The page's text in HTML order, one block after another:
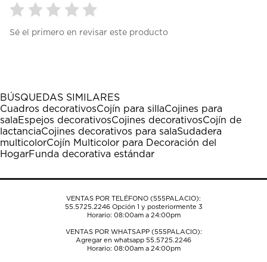
para
1
estrella
Esta
acción
abrirá
el
formulario
envío.
para
estrellas.
Esta
acción
abrirá
el
formulario
envío.
para
estrellas.
Esta
acción
abrirá
el
formulario
envío.
para
estrellas.
Esta
acción
abrirá
el
formulario
envío.
para
estrellas.
Esta
acción
abrirá
el
formulario
envío.
Sé el primero en revisar este producto
BÚSQUEDAS SIMILARES
Cuadros decorativosCojín para sillaCojines para
salaEspejos decorativosCojines decorativosCojín de
lactanciaCojines decorativos para salaSudadera
multicolorCojín Multicolor para Decoración del
HogarFunda decorativa estándar
VENTAS POR TELÉFONO (555PALACIO):
55.5725.2246Opción 1 y posteriormente 3
Horario: 08:00am a 24:00pm
VENTAS POR WHATSAPP (555PALACIO):
Agregar en whatsapp 55.5725.2246
Horario: 08:00am a 24:00pm